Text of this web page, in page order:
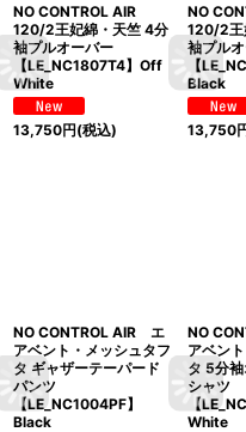
NO CONTROL AIR
120/2王妃綿・天竺 4分
袖プルオーバー
【LE_NC1807T4】Off
White
13,750円(税込)
NO
120/2王
袖プル
【
Black
13,750
NO CONTROL AIR エ
アベント・メッシュタフ
タ ギャザーテーパード
パンツ
【LE_NC1004PF】
Black
NO
アベン
タ 5分
シャツ
【
White